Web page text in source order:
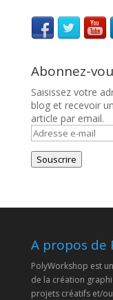
Abonnez-
Saisissez votre
blog et recevoir
article par email.
Adresse
e-
mail
Souscrire
A propos de
PolyWorkshop est
de la création
projets créatifs et/ou